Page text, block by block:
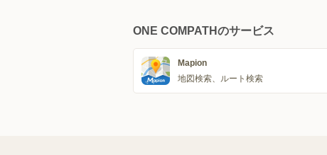
ONE COMPATHのサービス
Mapion
地図検索、ルート検索